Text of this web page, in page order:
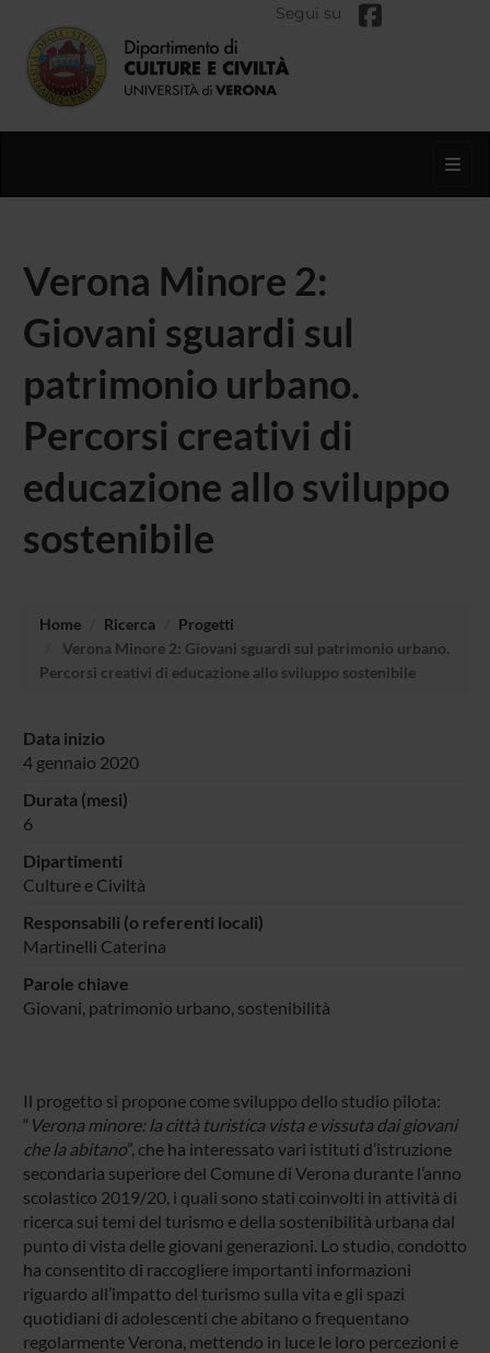
Segui su
Verona Minore 2:
Giovani sguardi sul
patrimonio urbano.
Percorsi creativi di
educazione allo sviluppo
sostenibile
Home Ricerca
Progetti
Verona Minore 2: Giovani sguardi sul patrimonio urbano.
Percorsi creativi di educazione allo sviluppo sostenibile
Data inizio
4 gennaio 2020
Durata (mesi)
6
Dipartimenti
Culture e Civiltà
Responsabili (o referenti locali)
Martinelli Caterina
Parole chiave
Giovani, patrimonio urbano, sostenibilità
Il progetto si propone come sviluppo dello studio pilota:
“ Verona minore: la città turistica vista e vissuta dai giovani
che la abitano”, che ha interessato vari istituti d’istruzione
secondaria superiore del Comune di Verona durante l’anno
scolastico 2019/20, i quali sono stati coinvolti in attività di
ricerca sui temi del turismo e della sostenibilità urbana dal
punto di vista delle giovani generazioni. Lo studio, condotto
ha consentito di raccogliere importanti informazioni
riguardo all’impatto del turismo sulla vita e gli spazi
quotidiani di adolescenti che abitano o frequentano
regolarmente Verona, mettendo in luce le loro percezioni e